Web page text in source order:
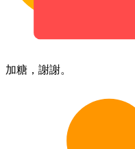
加​糖，​謝謝。